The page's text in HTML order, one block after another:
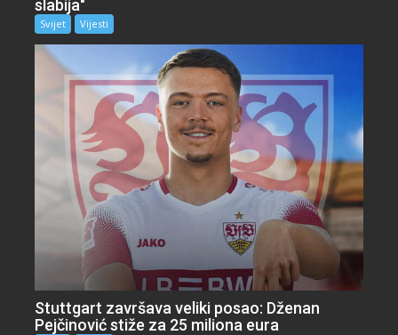
slabija"
Svijet Vijesti
Stuttgart završava veliki posao: Dženan
Pejčinović stiže za 25 miliona eura